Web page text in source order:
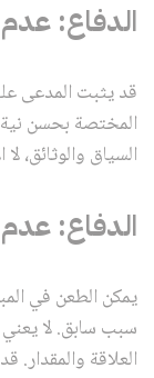
الدفاع:
قد يثبت المدعى
المختصة بحسن
السياق والوثائق،
الدفاع:
يمكن الطعن في
سبب سابق. لا
العلاقة والمقدار.